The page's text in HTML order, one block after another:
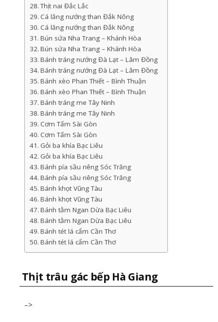
Thịt nai Đắc Lắc
Cá lăng nướng than Đắk Nông
Cá lăng nướng than Đắk Nông
Bún sứa Nha Trang – Khánh Hòa
Bún sứa Nha Trang – Khánh Hòa
Bánh tráng nướng Đà Lạt – Lâm Đồng
Bánh tráng nướng Đà Lạt – Lâm Đồng
Bánh xèo Phan Thiết – Bình Thuận
Bánh xèo Phan Thiết – Bình Thuận
Bánh tráng me Tây Ninh
Bánh tráng me Tây Ninh
Cơm Tấm Sài Gòn
Cơm Tấm Sài Gòn
Gỏi ba khía Bạc Liêu
Gỏi ba khía Bạc Liêu
Bánh pía sầu riêng Sóc Trăng
Bánh pía sầu riêng Sóc Trăng
Bánh khọt Vũng Tàu
Bánh khọt Vũng Tàu
Bánh tằm Ngan Dừa Bạc Liêu
Bánh tằm Ngan Dừa Bạc Liêu
Bánh tét lá cẩm Cần Thơ
Bánh tét lá cẩm Cần Thơ
Thịt trâu gác bếp Hà Giang
–>